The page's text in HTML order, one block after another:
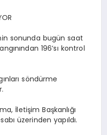
sonunda bugün saat
196’sı kontrol
söndürme
İletişim Başkanlığı
üzerinden yapıldı.